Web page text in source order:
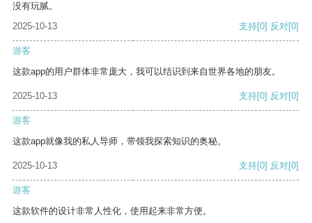
没有玩腻。
2025-10-13
支持[0] 反对[0]
游客
这款app的用户群体非常庞大，我可以结识到来自世界各地的朋友。
2025-10-13 支持[0] 反对[0]
游客
这款app就像我的私人导师，带领我探索知识的奥秘。
2025-10-13 支持[0] 反对[0]
游客
这款软件的设计非常人性化，使用起来非常方便。